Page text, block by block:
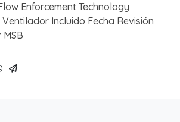
Enforcement Technology
Incluido Fecha Revisión